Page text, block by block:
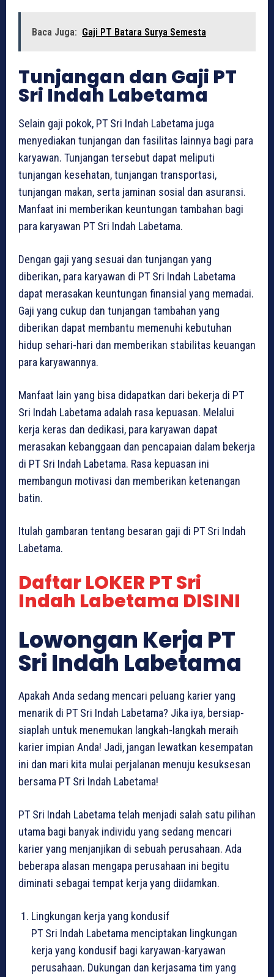
Baca Juga: Gaji PT Batara Surya Semesta
Tunjangan dan Gaji PT
Sri Indah Labetama
Selain gaji pokok, PT Sri Indah Labetama juga
menyediakan tunjangan dan fasilitas lainnya bagi para
karyawan. Tunjangan tersebut dapat meliputi
tunjangan kesehatan, tunjangan transportasi,
tunjangan makan, serta jaminan sosial dan asuransi.
Manfaat ini memberikan keuntungan tambahan bagi
para karyawan PT Sri Indah Labetama.
Dengan gaji yang sesuai dan tunjangan yang
diberikan, para karyawan di PT Sri Indah Labetama
dapat merasakan keuntungan finansial yang memadai.
Gaji yang cukup dan tunjangan tambahan yang
diberikan dapat membantu memenuhi kebutuhan
hidup sehari-hari dan memberikan stabilitas keuangan
para karyawannya.
Manfaat lain yang bisa didapatkan dari bekerja di PT
Sri Indah Labetama adalah rasa kepuasan. Melalui
kerja keras dan dedikasi, para karyawan dapat
merasakan kebanggaan dan pencapaian dalam bekerja
di PT Sri Indah Labetama. Rasa kepuasan ini
membangun motivasi dan memberikan ketenangan
batin.
Itulah gambaran tentang besaran gaji di PT Sri Indah
Labetama.
Daftar LOKER PT Sri
Indah Labetama DISINI
Lowongan Kerja PT
Sri Indah Labetama
Apakah Anda sedang mencari peluang karier yang
menarik di PT Sri Indah Labetama? Jika iya, bersiap-
siaplah untuk menemukan langkah-langkah meraih
karier impian Anda! Jadi, jangan lewatkan kesempatan
ini dan mari kita mulai perjalanan menuju kesuksesan
bersama PT Sri Indah Labetama!
PT Sri Indah Labetama telah menjadi salah satu pilihan
utama bagi banyak individu yang sedang mencari
karier yang menjanjikan di sebuah perusahaan. Ada
beberapa alasan mengapa perusahaan ini begitu
diminati sebagai tempat kerja yang diidamkan.
Lingkungan kerja yang kondusif
PT Sri Indah Labetama menciptakan lingkungan
kerja yang kondusif bagi karyawan-karyawan
perusahaan. Dukungan dan kerjasama tim yang